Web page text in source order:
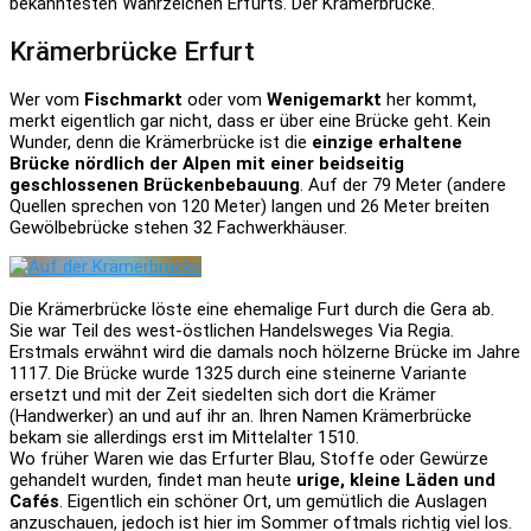
Krämerbrücke Erfurt
Wer vom Fischmarkt oder vom Wenigemarkt her kommt,
merkt eigentlich gar nicht, dass er über eine Brücke geht. Kein
Wunder, denn die Krämerbrücke ist die einzige erhaltene
Brücke nördlich der Alpen mit einer beidseitig
geschlossenen Brückenbebauung. Auf der 79 Meter (andere
Quellen sprechen von 120 Meter) langen und 26 Meter breiten
Gewölbebrücke stehen 32 Fachwerkhäuser.
Die Krämerbrücke löste eine ehemalige Furt durch die Gera ab.
Sie war Teil des west-östlichen Handelsweges Via Regia.
Erstmals erwähnt wird die damals noch hölzerne Brücke im Jahre
1117. Die Brücke wurde 1325 durch eine steinerne Variante
ersetzt und mit der Zeit siedelten sich dort die Krämer
(Handwerker) an und auf ihr an. Ihren Namen Krämerbrücke
bekam sie allerdings erst im Mittelalter 1510.
Wo früher Waren wie das Erfurter Blau, Stoffe oder Gewürze
gehandelt wurden, findet man heute urige, kleine Läden und
Cafés. Eigentlich ein schöner Ort, um gemütlich die Auslagen
anzuschauen, jedoch ist hier im Sommer oftmals richtig viel los.